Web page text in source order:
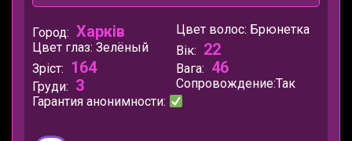
Город: Харків Цвет волос: Брюнетка
Цвет глаз: Зелёный Вік: 22
Зріст: 164 Вага: 46
Груди: 3 Сопровождение:Так
Гарантия анонимности: